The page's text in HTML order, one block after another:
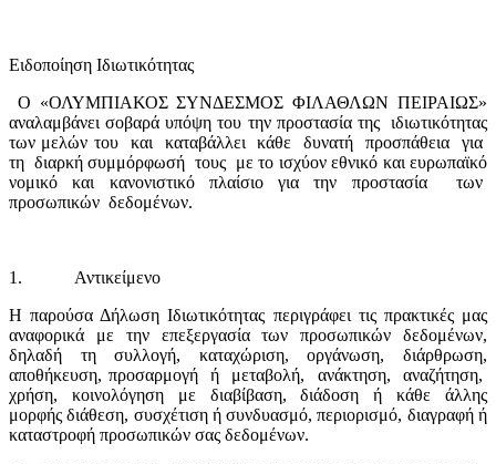
Ειδοποίηση Ιδιωτικότητας
Ο «ΟΛΥΜΠΙΑΚΟΣ ΣΥΝΔΕΣΜΟΣ ΦΙΛΑΘΛΩΝ ΠΕΙΡΑΙΩΣ»
αναλαμβάνει σοβαρά υπόψη του την προστασία της
ιδιωτικότητας
των μελών του
και καταβάλλει κάθε δυνατή προσπάθεια
για
τη διαρκή συμμόρφωσή τους με το ισχύον εθνικό και ευρωπαϊκό
νομικό και κανονιστικό πλαίσιο για την προστασία
των
προσωπικών δεδομένων.
1.
Αντικείμενο
Η παρούσα Δήλωση Ιδιωτικότητας περιγράφει τις πρακτικές μας
αναφορικά με την επεξεργασία των προσωπικών δεδομένων,
δηλαδή τη συλλογή, καταχώριση, οργάνωση, διάρθρωση,
αποθήκευση, προσαρμογή
ή μεταβολή, ανάκτηση,
αναζήτηση,
χρήση,
κοινολόγηση με διαβίβαση, διάδοση ή κάθε
άλλης
μορφής διάθεση, συσχέτιση ή συνδυασμό, περιορισμό, διαγραφή ή
καταστροφή προσωπικών σας δεδομένων.